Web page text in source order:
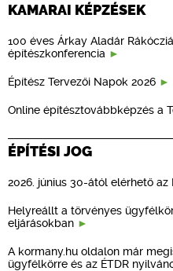
KAMARAI KÉPZÉSEK
100 éves Árkay Aladár
építészkonferencia
Építész Tervezői Napok 2026
Online építésztovábbképzés a
ÉPÍTÉSI JOG
2026. június 30-ától elérhető
Helyreállt a törvényes
eljárásokban
A kormany.hu oldalon már
ügyfélkörre és az ÉTDR